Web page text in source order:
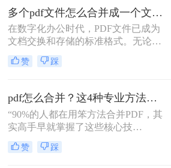
作和学习中，我们常常需要将多个
PDF文件合并成一个，以方便管理、
分享或打印。那么怎么把多个pdf文件
合并成一个呢？本文将全面解析多种
PDF合并方法，帮助您根据具体需求
选择最合适的解决方案。
多个pdf文件怎么合并成一个文件？从新手到高手的完整指南！
在数字化办公时代，PDF文件已成为
文档交换和存储的标准格式。无论是
学术研究、工作报告还是法律文件，
我们经常需要将多个PDF文件整合为
对这一需求时常常感到困惑。那么多
个pdf文件怎么合并成一个文件呢？本
文将详细介绍七种常用且高效的PDF
合并方法，涵盖不同平台、使用场景
和技术水平，助您轻松应对各种PDF
处理需求。
赞 踩
pdf怎么合并？这4种专业方法，让你效率翻倍！
“90%的人都在用笨方法合并PDF，其
实高手早就掌握了这些核心技
巧。”作为一名在电脑办公软件领域
深耕多年的测评博主，每天都会收到
赞 踩